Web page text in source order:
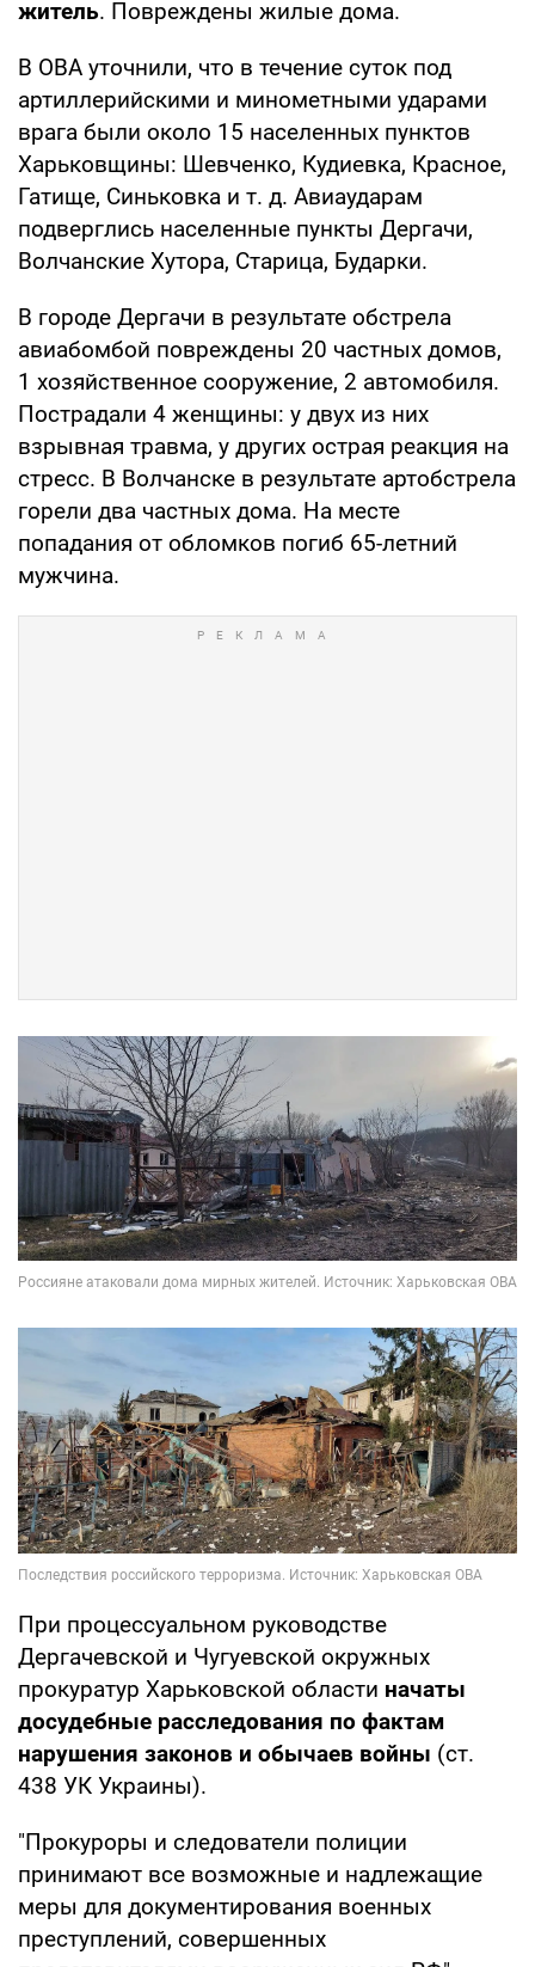
житель. Повреждены жилые дома.
В ОВА уточнили, что в течение суток под
артиллерийскими и минометными ударами
врага были около 15 населенных пунктов
Харьковщины: Шевченко, Кудиевка, Красное,
Гатище, Синьковка и т. д. Авиаударам
подверглись населенные пункты Дергачи,
Волчанские Хутора, Старица, Бударки.
В городе Дергачи в результате обстрела
авиабомбой повреждены 20 частных домов,
1 хозяйственное сооружение, 2 автомобиля.
Пострадали 4 женщины: у двух из них
взрывная травма, у других острая реакция на
стресс. В Волчанске в результате артобстрела
горели два частных дома. На месте
попадания от обломков погиб 65-летний
мужчина.
При процессуальном руководстве
Дергачевской и Чугуевской окружных
прокуратур Харьковской области начаты
досудебные расследования по фактам
нарушения законов и обычаев войны (ст.
438 УК Украины).
"Прокуроры и следователи полиции
принимают все возможные и надлежащие
меры для документирования военных
преступлений, совершенных